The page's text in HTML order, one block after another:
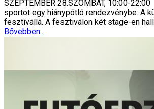
SZEPTEMBER 28.SZOMBAT, 10:00-
sportot egy hiánypótló rendezvénybe. A
fesztivállá. A fesztiválon két stage-en
Bővebben...